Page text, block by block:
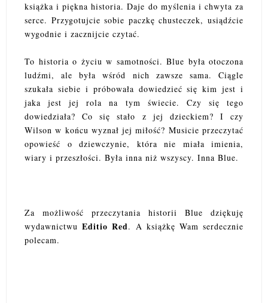
książka i piękna historia. Daje do myślenia i chwyta za
serce. Przygotujcie sobie paczkę chusteczek, usiądźcie
wygodnie i zacznijcie czytać.
To historia o życiu w samotności. Blue była otoczona
ludźmi, ale była wśród nich zawsze sama. Ciągle
szukała siebie i próbowała dowiedzieć się kim jest i
jaka jest jej rola na tym świecie. Czy się tego
dowiedziała? Co się stało z jej dzieckiem? I czy
Wilson w końcu wyznał jej miłość? Musicie przeczytać
opowieść o dziewczynie, która nie miała imienia,
wiary i przeszłości. Była inna niż wszyscy. Inna Blue.
Za możliwość przeczytania historii Blue dziękuję
wydawnictwuEditio Red. A książkę Wam serdecznie
polecam.